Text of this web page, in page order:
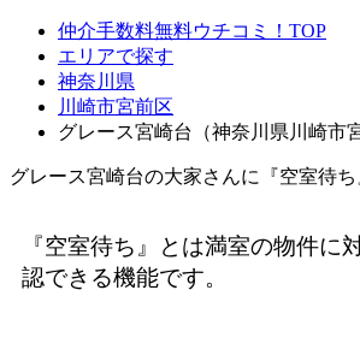
仲介手数料無料ウチコミ！TOP
エリアで探す
神奈川県
川崎市宮前区
グレース宮崎台（神奈川県川崎市
グレース宮崎台の大家さんに『空室待
『空室待ち』とは満室の物件
認できる機能です。